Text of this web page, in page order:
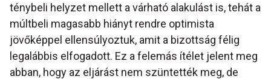
ténybeli helyzet mellett a várható alakulást is, tehát a
múltbeli magasabb hiányt rendre optimista
jövőképpel ellensúlyoztuk, amit a bizottság félig
legalábbis elfogadott. Ez a felemás ítélet jelent meg
abban, hogy az eljárást nem szüntették meg, de